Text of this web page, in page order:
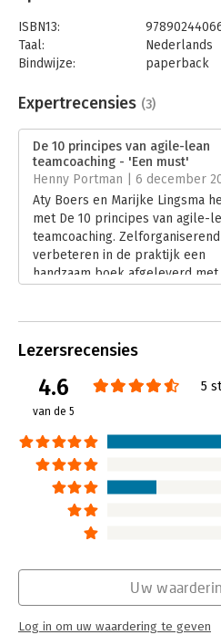
'De auteurs zijn erin geslaagd een
zodanig te combineren dat het
RSM Erasmus Universiteit
'Een aanrader voor iedereen die
organisaties van de 21e eeuw.' –
Agile Transformation ABN AMRO
ISBN13:
Taal:
Nederlands
Bindwijze:
paperback
Uitgever:
Boom
Verschijningsdatum:
15-5-2018
Hoofdrubriek: Coaching en
Expertrecensies (3)
De 10 principes van agile-lean
teamcoaching - 'Een must'
Henny Portman | 6 december
Aty Boers en Marijke Lingsma
met De 10 principes van agile-
teamcoaching. Zelforganiserend
verbeteren in de praktijk een
handzaam boek afgeleverd met
teamcoaching.
Lezersrecensies
4.6
van de 5
5
Uw
Log in om uw waardering te geven